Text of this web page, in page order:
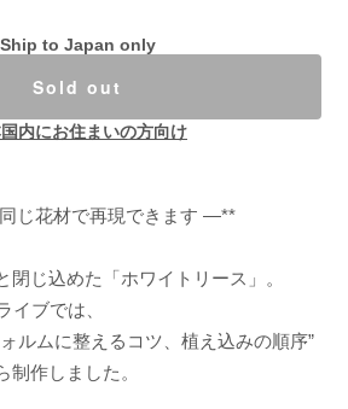
Ship to Japan only
Sold out
国内にお住まいの方向け
じ花材で再現できます —**
閉じ込めた「ホワイトリース」。
イブでは、
ルムに整えるコツ、植え込みの順序”
制作しました。